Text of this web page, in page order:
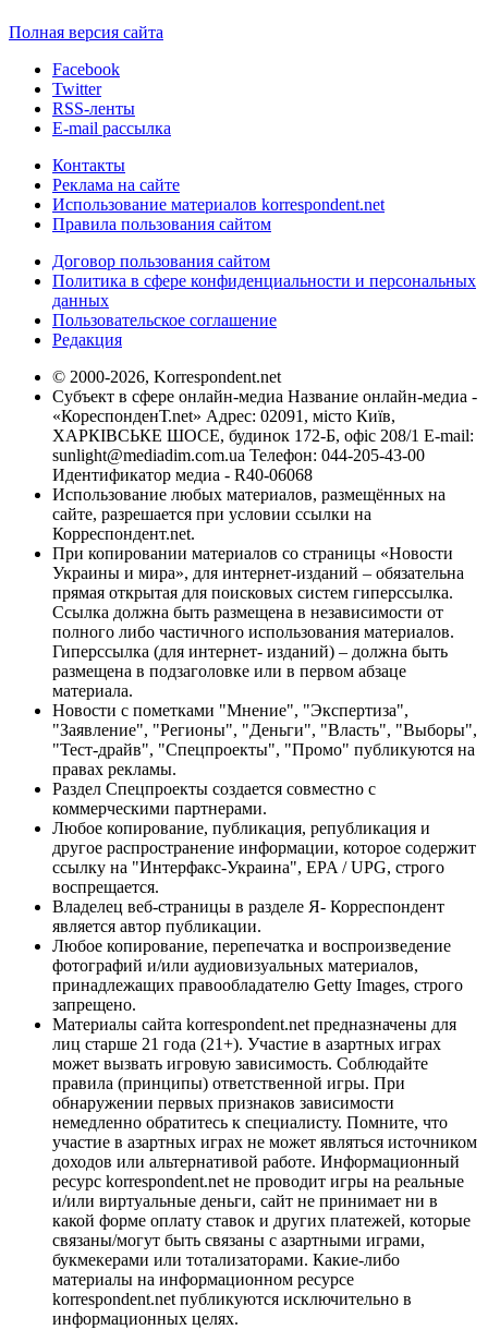
Полная версия сайта
Facebook
Twitter
RSS-ленты
E-mail рассылка
Контакты
Реклама на сайте
Использование материалов korrespondent.net
Правила пользования сайтом
Договор пользования сайтом
Политика в сфере конфиденциальности и персональных
данных
Пользовательское соглашение
Редакция
© 2000-2026, Korrespondent.net
Субъект в сфере онлайн-медиа Название онлайн-медиа -
«КореспонденТ.net» Адрес: 02091, місто Київ,
ХАРКІВСЬКЕ ШОСЕ, будинок 172-Б, офіс 208/1 E-mail:
sunlight@mediadim.com.ua Телефон: 044-205-43-00
Идентификатор медиа - R40-06068
Использование любых материалов, размещённых на
сайте, разрешается при условии ссылки на
Корреспондент.net.
При копировании материалов со страницы «Новости
Украины и мира», для интернет-изданий – обязательна
прямая открытая для поисковых систем гиперссылка.
Ссылка должна быть размещена в независимости от
полного либо частичного использования материалов.
Гиперссылка (для интернет- изданий) – должна быть
размещена в подзаголовке или в первом абзаце
материала.
Новости с пометками "Мнение", "Экспертиза",
"Заявление", "Регионы", "Деньги", "Власть", "Выборы",
"Тест-драйв", "Спецпроекты", "Промо" публикуются на
правах рекламы.
Раздел Спецпроекты создается совместно с
коммерческими партнерами.
Любое копирование, публикация, републикация и
другое распространение информации, которое содержит
ссылку на "Интерфакс-Украина", EPA / UPG, строго
воспрещается.
Владелец веб-страницы в разделе Я- Корреспондент
является автор публикации.
Любое копирование, перепечатка и воспроизведение
фотографий и/или аудиовизуальных материалов,
принадлежащих правообладателю Getty Images, строго
запрещено.
Материалы сайта korrespondent.net предназначены для
лиц старше 21 года (21+). Участие в азартных играх
может вызвать игровую зависимость. Соблюдайте
правила (принципы) ответственной игры. При
обнаружении первых признаков зависимости
немедленно обратитесь к специалисту. Помните, что
участие в азартных играх не может являться источником
доходов или альтернативой работе. Информационный
ресурс korrespondent.net не проводит игры на реальные
и/или виртуальные деньги, сайт не принимает ни в
какой форме оплату ставок и других платежей, которые
связаны/могут быть связаны с азартными играми,
букмекерами или тотализаторами. Какие-либо
материалы на информационном ресурсе
korrespondent.net публикуются исключительно в
информационных целях.